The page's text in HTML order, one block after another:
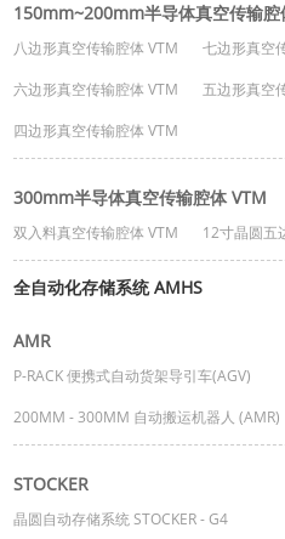
150mm~200mm半导体真空传输腔
八边形真空传输腔体 VTM
七边形真空
六边形真空传输腔体 VTM
五边形真空
四边形真空传输腔体 VTM
300mm半导体真空传输腔体 VTM
双入料真空传输腔体 VTM 12寸晶圆五
全自动化存储系统 AMHS
AMR
P-RACK 便携式自动货架导引车(AGV)
200MM - 300MM 自动搬运机器人 (AMR)
STOCKER
晶圆自动存储系统 STOCKER - G4